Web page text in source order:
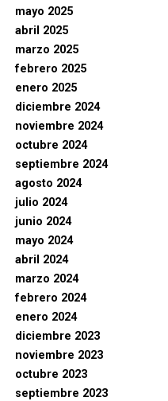
mayo 2025
abril 2025
marzo 2025
febrero 2025
enero 2025
diciembre 2024
noviembre 2024
octubre 2024
septiembre 2024
agosto 2024
julio 2024
junio 2024
mayo 2024
abril 2024
marzo 2024
febrero 2024
enero 2024
diciembre 2023
noviembre 2023
octubre 2023
septiembre 2023